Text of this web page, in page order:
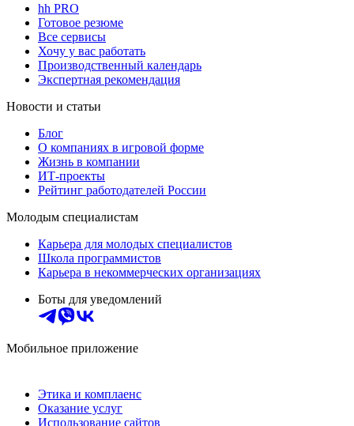
hh PRO
Готовое резюме
Все сервисы
Хочу у вас работать
Производственный календарь
Экспертная рекомендация
Новости и статьи
Блог
О компаниях в игровой форме
Жизнь в компании
ИТ-проекты
Рейтинг работодателей России
Молодым специалистам
Карьера для молодых специалистов
Школа программистов
Карьера в некоммерческих организациях
Боты для уведомлений
Мобильное приложение
Этика и комплаенс
Оказание услуг
Использование сайтов